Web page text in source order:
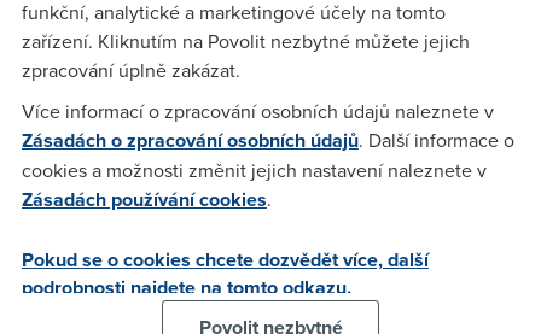
internetu u poskytovatele. 3-měsíční lhůta začíná běžet od
prvního dne následujícího měsíce.Takže ikdyž linku nemám,
služby neodebírám, ale platit, platit, platit. Má někdo
Anonym (19.5.2005 08:51:16)
funkční, analytické a marketingové účely na tomto
zařízení. Kliknutím na Povolit nezbytné můžete jejich
zpracování úplně zakázat.
Více informací o zpracování osobních údajů naleznete v
Zásadách o zpracování osobních údajů. Další informace o
cookies a možnosti změnit jejich nastavení naleznete v
Zásadách používání cookies.
Pokud se o cookies chcete dozvědět více, další
podrobnosti najdete na tomto odkazu.
Povolit nezbytné